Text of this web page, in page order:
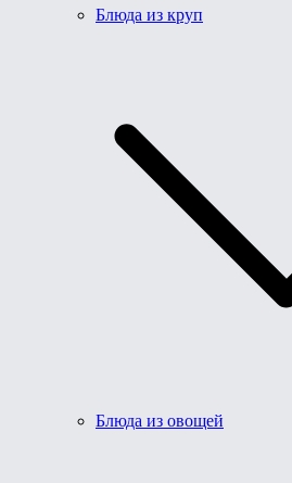
Блюда из круп
Блюда из овощей